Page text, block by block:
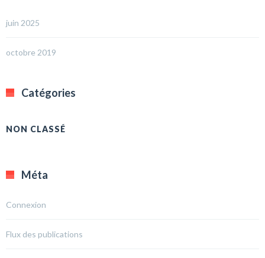
juin 2025
octobre 2019
Catégories
NON CLASSÉ
Méta
Connexion
Flux des publications